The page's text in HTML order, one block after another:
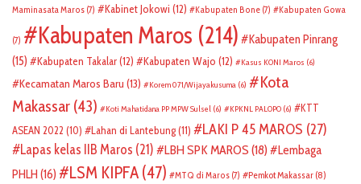
Maminasata Maros (7) Kabinet Jokowi (12) Kabupaten Bone (7) Kabupaten Gowa
(7) Kabupaten Maros (214)
Kabupaten Pinrang
(15)
Kabupaten Takalar(12) Kabupaten Wajo (12) Kasus KONI Maros (6)
Kecamatan Maros Baru (13) Korem 071/Wijayakusuma (6)
Kota
Makassar (43) Koti Mahatidana PP MPW Sulsel (6) KPKNL PALOPO (6)
KTT
ASEAN 2022 (10) Lahan di Lantebung(11) LAKI P 45 MAROS (27)
Lapas kelas IIB Maros (21) LBH SPK MAROS (18)
Lembaga
PHLH (16) LSM KIPFA (47) MTQ di Maros (7) Pemkot Makassar (8)